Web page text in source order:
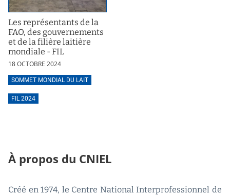
Les représentants de la
FAO, des gouvernements
et de la filière laitière
mondiale - FIL
18 OCTOBRE 2024
SOMMET MONDIAL DU LAIT
FIL 2024
À propos du CNIEL
Créé en 1974, le Centre National Interprofessionnel de